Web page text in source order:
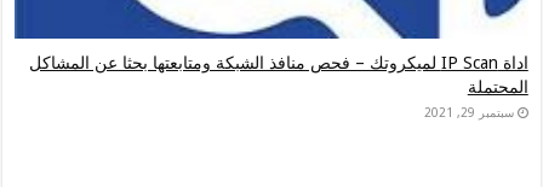
اداة IP Scan لميكروتك – فحص منافذ الشبكة ومتابعتها بحثا عن المشاكل
المحتملة
سبتمبر 29, 2021